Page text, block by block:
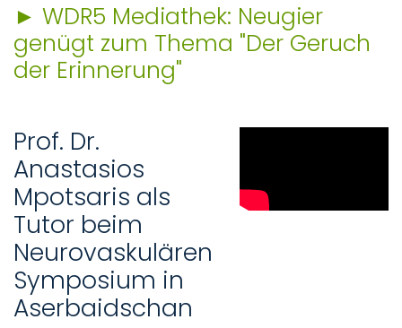
► WDR5 Mediathek: Neugier
genügt zum Thema "Der Geruch
der Erinnerung"
Prof. Dr.
Anastasios
Mpotsaris als
Tutor beim
Neurovaskulären
Symposium in
Aserbaidschan